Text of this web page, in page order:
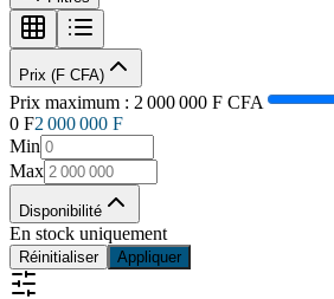
Prix (F CFA)
Prix maximum : 2 000 000 F CFA
0 F2 000 000 F
Min
Max
Disponibilité
En stock uniquement
Réinitialiser Appliquer